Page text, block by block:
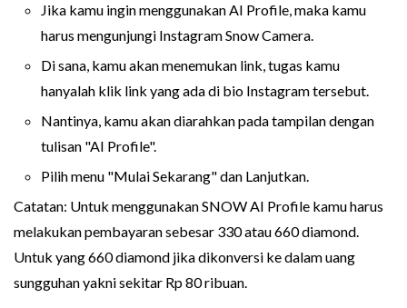
Jika kamu ingin menggunakan AI Profile, maka kamu
harus mengunjungi Instagram Snow Camera.
Di sana, kamu akan menemukan link, tugas kamu
hanyalah klik link yang ada di bio Instagram tersebut.
Nantinya, kamu akan diarahkan pada tampilan dengan
tulisan "AI Profile".
Pilih menu "Mulai Sekarang" dan Lanjutkan.
Catatan: Untuk menggunakan SNOW AI Profile kamu harus
melakukan pembayaran sebesar 330 atau 660 diamond.
Untuk yang 660 diamond jika dikonversi ke dalam uang
sungguhan yakni sekitar Rp 80 ribuan.